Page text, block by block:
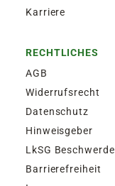
Karriere
RECHTLICHES
AGB
Widerrufsrecht
Datenschutz
Hinweisgeber
LkSG Beschwerde
Barrierefreiheit